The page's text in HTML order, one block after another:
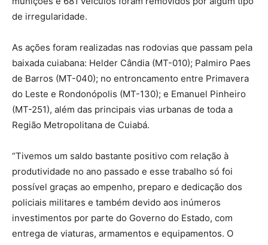
de irregularidade.
As ações foram realizadas nas rodovias que passam pela
baixada cuiabana: Helder Cândia (MT-010); Palmiro Paes
de Barros (MT-040); no entroncamento entre Primavera
do Leste e Rondonópolis (MT-130); e Emanuel Pinheiro
(MT-251), além das principais vias urbanas de toda a
Região Metropolitana de Cuiabá.
“Tivemos um saldo bastante positivo com relação à
produtividade no ano passado e esse trabalho só foi
possível graças ao empenho, preparo e dedicação dos
policiais militares e também devido aos inúmeros
investimentos por parte do Governo do Estado, com
entrega de viaturas, armamentos e equipamentos. O